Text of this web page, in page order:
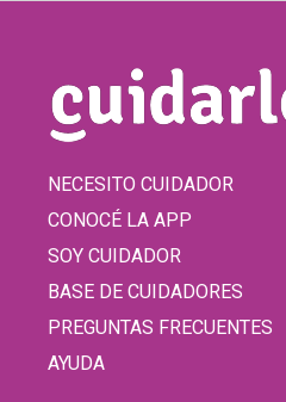
NECESITO CUIDADOR
CONOCÉ LA APP
SOY CUIDADOR
BASE DE CUIDADORES
PREGUNTAS FRECUENTES
AYUDA